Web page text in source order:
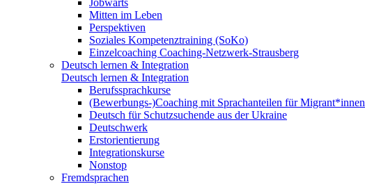
Jobwärts
Mitten im Leben
Perspektiven
Soziales Kompetenztraining (SoKo)
Einzelcoaching Coaching-Netzwerk-Strausberg
Deutsch lernen & Integration
Deutsch lernen & Integration
Berufssprachkurse
(Bewerbungs-)Coaching mit Sprachanteilen für Migrant*innen
Deutsch für Schutzsuchende aus der Ukraine
Deutschwerk
Erstorientierung
Integrationskurse
Nonstop
Fremdsprachen